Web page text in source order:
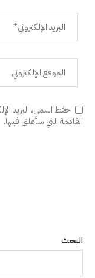
احفظ اسمي، البريد
القادمة التي سأعلق فيها.
البحث